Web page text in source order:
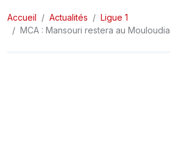
LIGUE 2
Accueil Actualités
Ligue 1
MCA : Mansouri restera au Mouloudia